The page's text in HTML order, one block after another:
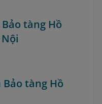
tàng Hồ
tàng Hồ